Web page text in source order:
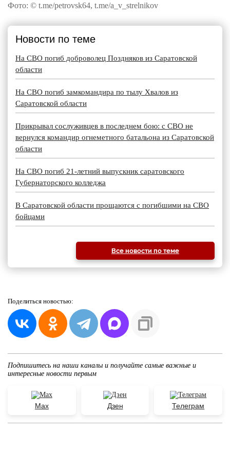
Фото: © t.me/petrovsk64, t.me/a_v_strelnikov
Новости по теме
На СВО погиб доброволец Поздняков из Саратовской
области
На СВО погиб замкомандира по тылу Хвалов из
Саратовской области
Прикрывал сослуживцев в последнем бою: с СВО не
вернулся командир огнеметного батальона из Саратовской
области
На СВО погиб 21-летний выпускник саратовского
Губернаторского колледжа
В Саратовской области прощаются с погибшими на СВО
бойцами
Все новости по теме
Поделиться новостью:
Подпишитесь на наши каналы и получайте самые важные и
интересные новости первым
Max Дзен Телеграм